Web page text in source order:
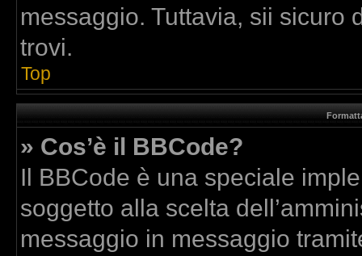
messaggio. Tuttavia, sii sicuro
trovi.
Top
» Cos’è il BBCode?
Il BBCode è una speciale
soggetto alla scelta
messaggio in messaggio